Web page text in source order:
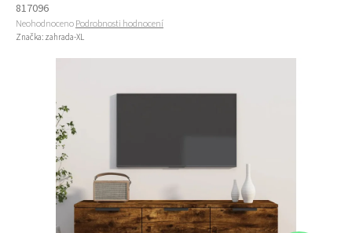
817096
Průměrné hodnocení produktu je 0,0 z 5 hvězdiček.
NeohodnocenoPodrobnosti hodnocení
Značka: zahrada-XL